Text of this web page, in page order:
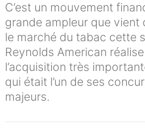
C’est un mouvement
grande ampleur que vient
le marché du tabac cette
Reynolds American
l’acquisition très
qui était l’un de ses
majeurs.